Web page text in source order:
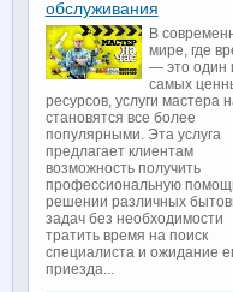
обслуживания
В
мире, где
— это один
самых
ресурсов, услуги мастера
становятся все более
популярными. Эта услуга
предлагает клиентам
возможность получить
профессиональную
решении различных
задач без необходимости
тратить время на поиск
специалиста и ожидание
приезда...